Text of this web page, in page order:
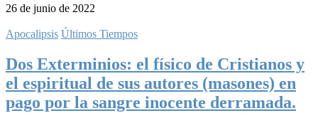
26 de junio de 2022
Apocalipsis Últimos Tiempos
Dos Exterminios: el físico de Cristianos y
el espiritual de sus autores (masones) en
pago por la sangre inocente derramada.